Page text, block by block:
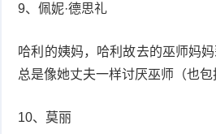
9、佩妮·德思礼
哈利的姨妈，哈利故去的巫师妈
总是像她丈夫一样讨厌巫师（也包
10、莫丽